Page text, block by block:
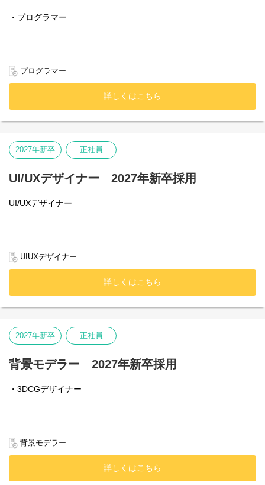
・プログラマー
プログラマー
詳しくはこちら
2027年新卒 正社員
UI/UXデザイナー 2027年新卒採用
UI/UXデザイナー
UIUXデザイナー
詳しくはこちら
2027年新卒 正社員
背景モデラー 2027年新卒採用
・3DCGデザイナー
背景モデラー
詳しくはこちら